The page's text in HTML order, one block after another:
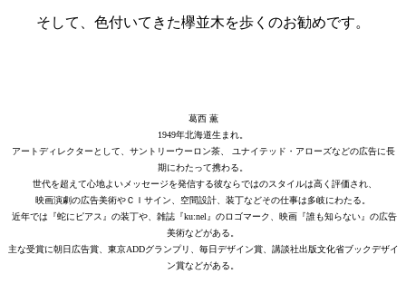
そして、色付いてきた欅並木を歩くのお勧めです。
葛西 薫
1949年北海道生まれ。
アートディレクターとして、サントリーウーロン茶、 ユナイテッド・アローズなどの広告に長
期にわたって携わる。
世代を超えて心地よいメッセージを発信する彼ならではのスタイルは高く評価され、
映画演劇の広告美術やＣＩサイン、空間設計、装丁などその仕事は多岐にわたる。
近年では『蛇にピアス』の装丁や、雑誌『ku:nel』のロゴマーク、映画『誰も知らない』の広告
美術などがある。
主な受賞に朝日広告賞、東京ADDグランプリ、毎日デザイン賞、講談社出版文化省ブックデザイ
ン賞などがある。